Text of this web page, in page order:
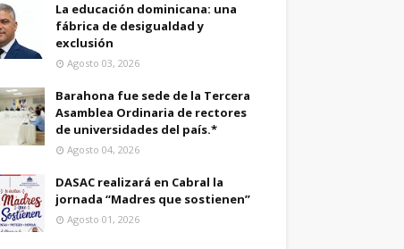
La educación dominicana: una
fábrica de desigualdad y
exclusión
Agosto 03, 2026
Barahona fue sede de la Tercera
Asamblea Ordinaria de rectores
de universidades del país.*
Agosto 04, 2026
DASAC realizará en Cabral la
jornada “Madres que sostienen”
Agosto 01, 2026